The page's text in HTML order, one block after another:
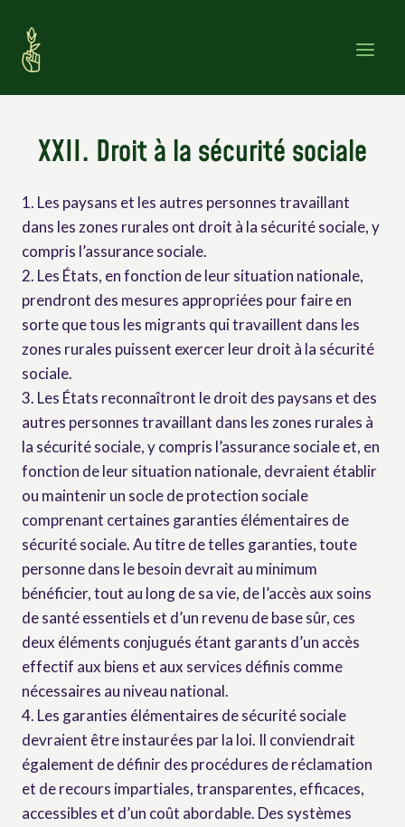
content
XXII. Droit à la sécurité sociale
1. Les paysans et les autres personnes travaillant
dans les zones rurales ont droit à la sécurité sociale, y
compris l’assurance sociale.
2. Les États, en fonction de leur situation nationale,
prendront des mesures appropriées pour faire en
sorte que tous les migrants qui travaillent dans les
zones rurales puissent exercer leur droit à la sécurité
sociale.
3. Les États reconnaîtront le droit des paysans et des
autres personnes travaillant dans les zones rurales à
la sécurité sociale, y compris l’assurance sociale et, en
fonction de leur situation nationale, devraient établir
ou maintenir un socle de protection sociale
comprenant certaines garanties élémentaires de
sécurité sociale. Au titre de telles garanties, toute
personne dans le besoin devrait au minimum
bénéficier, tout au long de sa vie, de l’accès aux soins
de santé essentiels et d’un revenu de base sûr, ces
deux éléments conjugués étant garants d’un accès
effectif aux biens et aux services définis comme
nécessaires au niveau national.
4. Les garanties élémentaires de sécurité sociale
devraient être instaurées par la loi. Il conviendrait
également de définir des procédures de réclamation
et de recours impartiales, transparentes, efficaces,
accessibles et d’un coût abordable. Des systèmes